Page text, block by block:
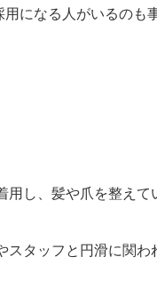
になる人がいるのも
し、髪や爪を整えて
タッフと円滑に関わ